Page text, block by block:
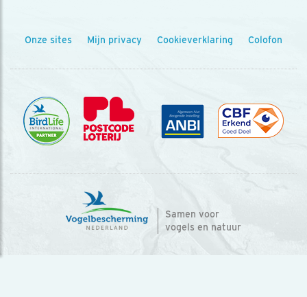
Onze sites Mijn privacy Cookieverklaring Colofon
Samen voor
vogels en natuur